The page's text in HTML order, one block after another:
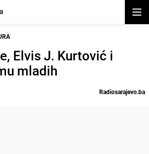
Elvis J. Kurtović i
mladih
Radiosarajevo.ba